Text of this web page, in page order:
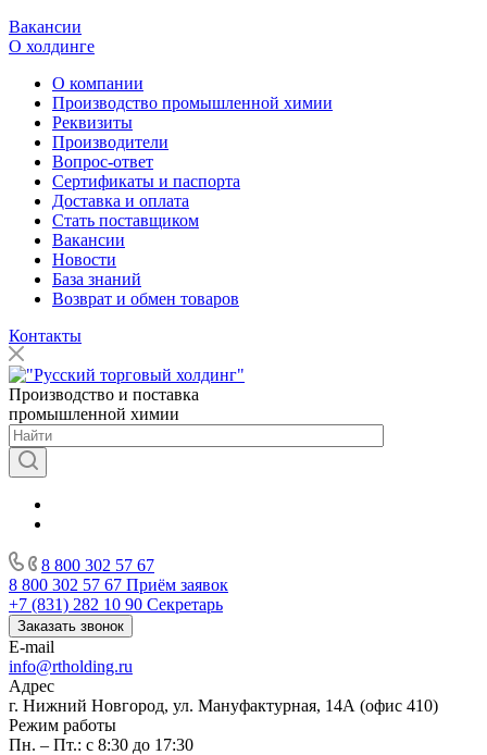
Вакансии
О холдинге
О компании
Производство промышленной химии
Реквизиты
Производители
Вопрос-ответ
Сертификаты и паспорта
Доставка и оплата
Стать поставщиком
Вакансии
Новости
База знаний
Возврат и обмен товаров
Контакты
Производство и поставка
промышленной химии
8 800 302 57 67
8 800 302 57 67 Приём заявок
+7 (831) 282 10 90 Секретарь
Заказать звонок
E-mail
info@rtholding.ru
Адрес
г. Нижний Новгород, ул. Мануфактурная, 14А (офис 410)
Режим работы
Пн. – Пт.: с 8:30 до 17:30